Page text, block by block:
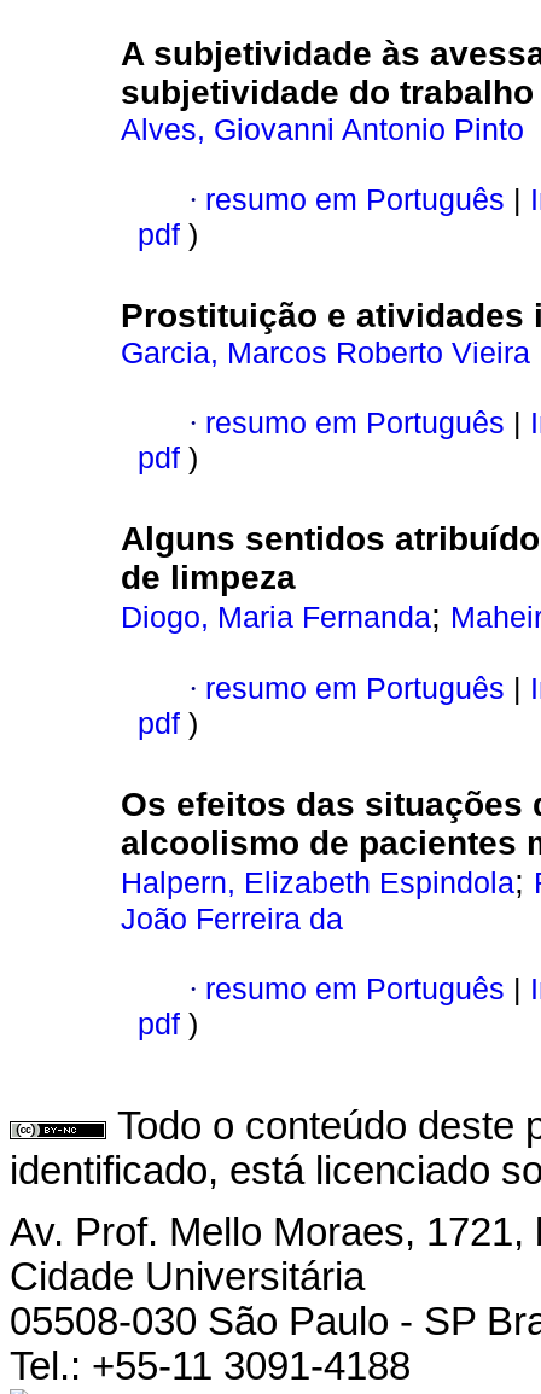
A subjetividade às
subjetividade do
Alves, Giovanni Antonio Pinto
· resumo em Português |
pdf )
Prostituição e atividades
Garcia, Marcos Roberto Vieira
· resumo em Português |
pdf )
Alguns sentidos
de limpeza
Diogo, Maria Fernanda;
· resumo em Português |
pdf )
Os efeitos das situações
alcoolismo de pacientes
Halpern, Elizabeth Espindola;
João Ferreira da
· resumo em Português |
pdf )
Todo o conteúdo deste
identificado, está licenciado
Av. Prof. Mello Moraes,
Cidade Universitária
05508-030 São Paulo - SP
Tel.: +55-11 3091-4188